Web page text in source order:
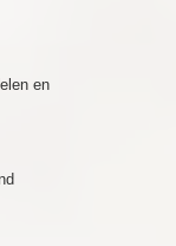
en